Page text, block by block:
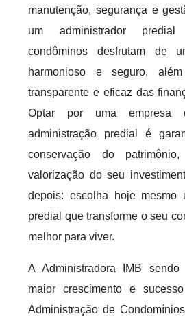
manutenção, segurança e
um administrador predial
condôminos desfrutam de
harmonioso e seguro,
transparente e eficaz das
Optar por uma empresa
administração predial é
conservação do
valorização do seu
depois: escolha hoje mesmo
predial que transforme o seu
melhor para viver.
A Administradora IMB
maior crescimento e
Administração de